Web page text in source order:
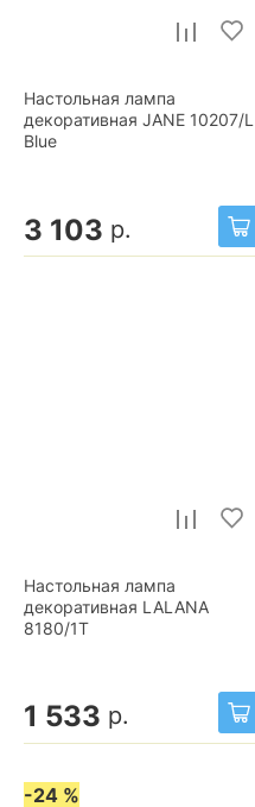
Настольная лампа
декоративная JANE 10207/L
Blue
3 103 р.
Настольная лампа
декоративная LALANA
8180/1T
1 533 р.
-24 %